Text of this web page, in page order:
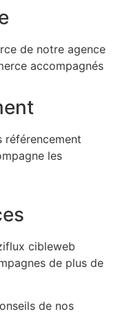
de notre agence
accompagnés
référencement
les
cibleweb
de plus de
de nos